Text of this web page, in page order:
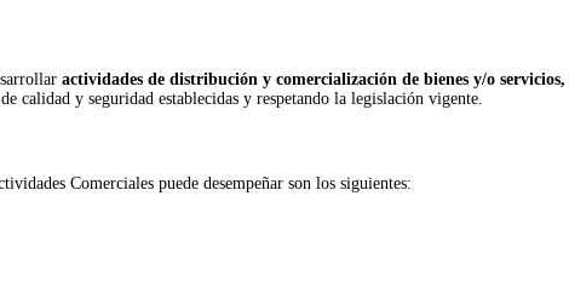
actividades de distribución y comercialización de bienes y/o servicios,
calidad y seguridad establecidas y respetando la legislación vigente.
Comerciales puede desempeñar son los siguientes: